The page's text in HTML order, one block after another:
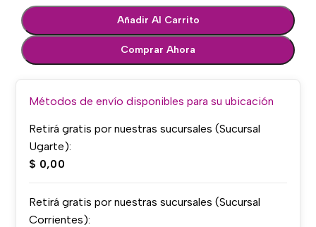
Añadir Al Carrito
Comprar Ahora
Métodos de envío disponibles para su ubicación
Retirá gratis por nuestras sucursales (Sucursal
Ugarte):
$ 0,00
Retirá gratis por nuestras sucursales (Sucursal
Corrientes):